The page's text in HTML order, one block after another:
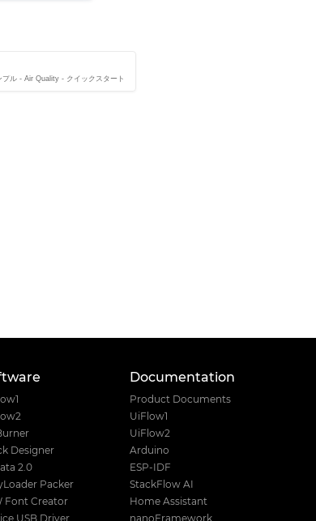
ル - Air Quality - クイックスタート
Designer
2.0
Packer
Font Creator
USB Driver
Documentation
Product Documents
UiFlow1
UiFlow2
Arduino
ESP-IDF
StackFlow AI
Home Assistant
nanoFramework